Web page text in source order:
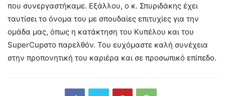
που συνεργαστήκαμε. Εξάλλου, ο κ. Σπυριδάκης έχει
ταυτίσει το όνομα του με σπουδαίες επιτυχίες για την
ομάδα μας, όπως η κατάκτηση του Κυπέλου και του
SuperCupστο παρελθόν. Του ευχόμαστε καλή συνέχεια
στην προπονητική του καριέρα και σε προσωπικό επίπεδο.